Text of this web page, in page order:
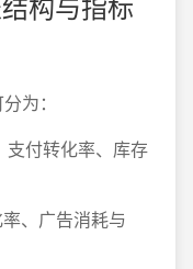
为：
支付转化率、库存
、广告消耗与